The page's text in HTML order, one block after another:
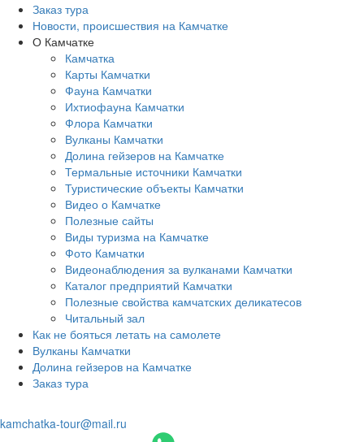
Заказ тура
Новости, происшествия на Камчатке
О Камчатке
Камчатка
Карты Камчатки
Фауна Камчатки
Ихтиофауна Камчатки
Флора Камчатки
Вулканы Камчатки
Долина гейзеров на Камчатке
Термальные источники Камчатки
Туристические объекты Камчатки
Видео о Камчатке
Полезные сайты
Виды туризма на Камчатке
Фото Камчатки
Видеонаблюдения за вулканами Камчатки
Каталог предприятий Камчатки
Полезные свойства камчатских деликатесов
Читальный зал
Как не бояться летать на самолете
Вулканы Камчатки
Долина гейзеров на Камчатке
Заказ тура
kamchatka-tour@mail.ru